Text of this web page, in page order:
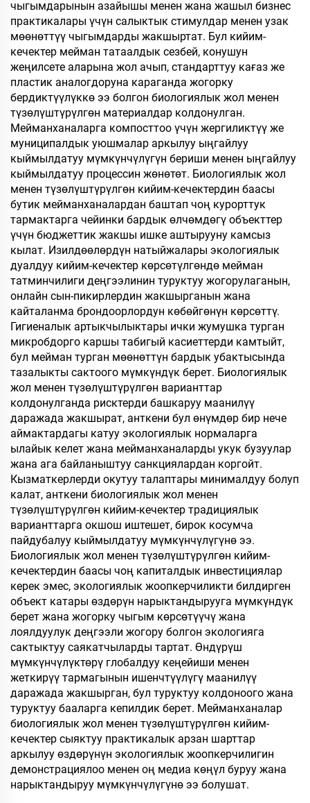
чыгымдарынын азайышы менен жана жашыл бизнес
практикалары үчүн салыктык стимулдар менен узак
мөөнөттүү чыгымдарды жакшыртат. Бул кийим-
кечектер мейман татаалдык сезбей, конушун
жеңилсете аларына жол ачып, стандарттуу кағаз же
пластик аналогдоруна караганда жогорку
бердиктүүлүккө ээ болгон биологиялык жол менен
түзөлүштүрүлгөн материалдар колдонулган.
Мейманханаларга компосттоо үчүн жергиликтүү же
муниципалдык уюшмалар аркылуу ыңгайлуу
кыймылдатуу мүмкүнчүлүгүн бериши менен ыңгайлуу
кыймылдатуу процессин жөнөтөт. Биологиялык жол
менен түзөлүштүрүлгөн кийим-кечектердин баасы
бутик мейманханалардан баштап чоң курорттук
тармактарга чейинки бардык өлчөмдөгү объекттер
үчүн бюджеттик жакшы ишке аштырууну камсыз
кылат. Изилдөөлөрдүн натыйжалары экологиялык
дуалдуу кийим-кечектер көрсөтүлгөндө мейман
татминчилиги деңгээлинин туруктуу жогорулаганын,
онлайн сын-пикирлердин жакшырганын жана
кайталанма брондоорлордун көбөйгөнүн көрсөттү.
Гигиеналык артыкчылыктары ички жумушка турган
микробдорго каршы табигый касиеттерди камтыйт,
бул мейман турган мөөнөттүн бардык убактысында
тазалыкты сактоого мүмкүндүк берет. Биологиялык
жол менен түзөлүштүрүлгөн варианттар
колдонулганда рисктерди башкаруу маанилүү
даражада жакшырат, анткени бул өнүмдөр бир нече
аймактардагы катуу экологиялык нормаларга
ылайык келет жана мейманханаларды укук бузуулар
жана ага байланыштуу санкциялардан коргойт.
Кызматкерлерди окутуу талаптары минималдуу болуп
калат, анткени биологиялык жол менен
түзөлүштүрүлгөн кийим-кечектер традициялык
варианттарга окшош иштешет, бирок косумча
пайдубалуу кыймылдатуу мүмкүнчүлүгүнө ээ.
Биологиялык жол менен түзөлүштүрүлгөн кийим-
кечектердин баасы чоң капиталдык инвестициялар
керек эмес, экологиялык жоопкерчиликти билдирген
объект катары өздөрүн нарыктандырууга мүмкүндүк
берет жана жогорку чыгым көрсөтүүчү жана
лоялдуулук деңгээли жогору болгон экологияга
сактыктуу саякатчыларды тартат. Өндүрүш
мүмкүнчүлүктөрү глобалдуу кеңейиши менен
жеткирүү тармагынын ишенчтүүлүгү маанилүү
даражада жакшырган, бул туруктуу колдоноого жана
туруктуу бааларга кепилдик берет. Мейманханалар
биологиялык жол менен түзөлүштүрүлгөн кийим-
кечектер сыяктуу практикалык арзан шарттар
аркылуу өздөрүнүн экологиялык жоопкерчилигин
демонстрациялоо менен оң медиа көңүл буруу жана
нарыктандыруу мүмкүнчүлүгүнө ээ болушат.